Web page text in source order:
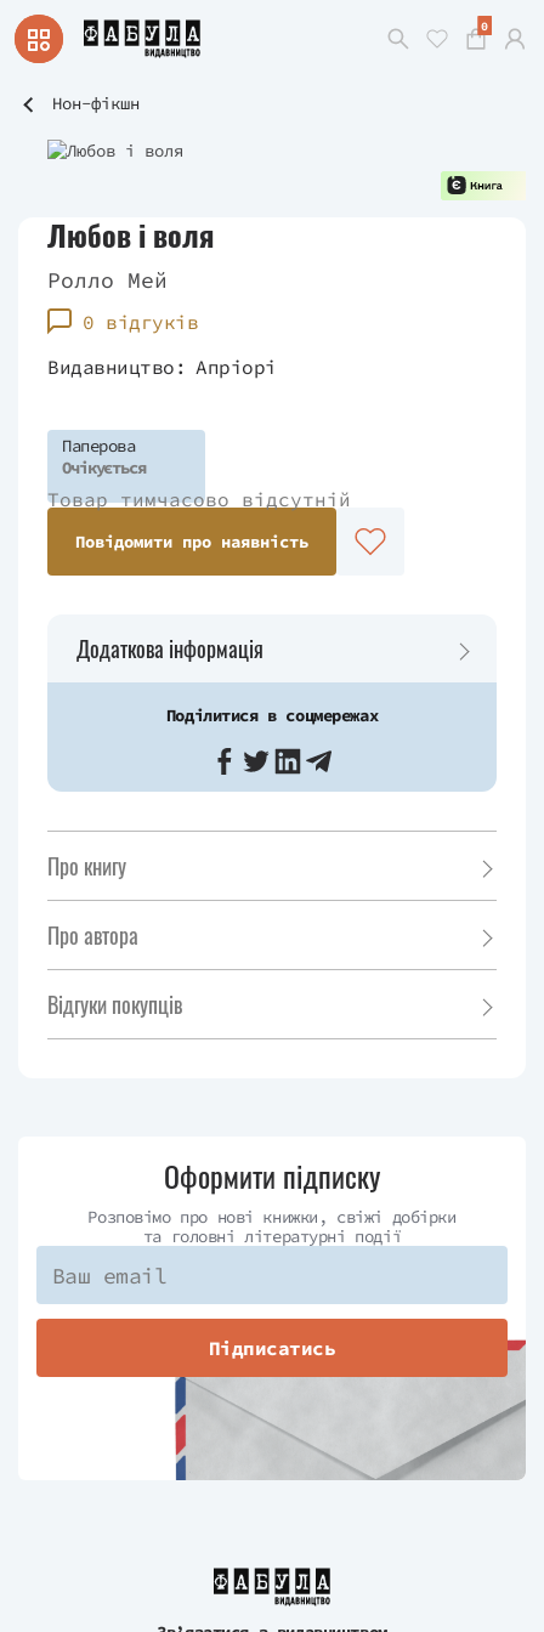
0
Нон-фікшн
Любов і воля
Ролло Мей
0 відгуків
Видавництво: Апріорі
Паперова
Очікується
Товар тимчасово відсутній
Повідомити про наявність
Додаткова інформація
Поділитися в соцмережах
Про книгу
Про автора
Відгуки покупців
Оформити підписку
Розповімо про нові книжки, свіжі добірки
та головні літературні події
Підписатись